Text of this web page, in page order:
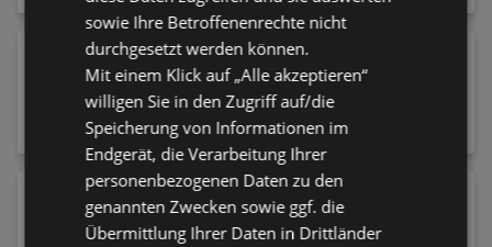
Hochflorteppich 160 cm Sydney Schwarz
53,52 €
Raumteiler in Holzwerkstoff
89,90 €
sowie Ihre Betroffenenrechte nicht
durchgesetzt werden können.
Mit einem Klick auf „Alle akzeptieren“
willigen Sie in den Zugriff auf/die
Speicherung von Informationen im
Endgerät, die Verarbeitung Ihrer
personenbezogenen Daten zu den
genannten Zwecken sowie ggf. die
Übermittlung Ihrer Daten in Drittländer